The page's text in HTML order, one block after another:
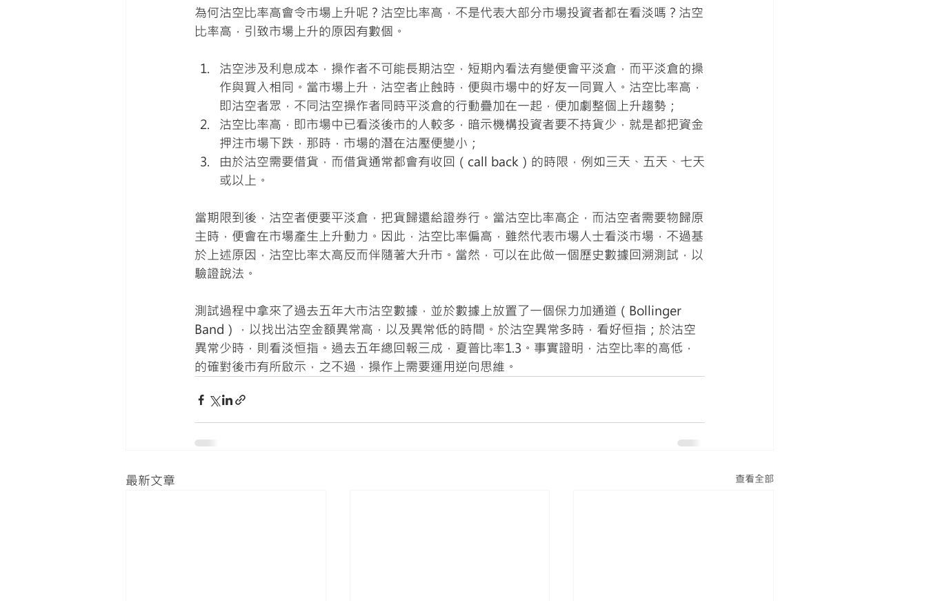
為何沽空比率高會令市場上升呢？沽空比率高，不是代表大部分市場投資者都在看淡嗎？沽空
比率高，引致市場上升的原因有數個。
沽空涉及利息成本，操作者不可能長期沽空，短期內看法有變便會平淡倉，而平淡倉的操
作與買入相同。當市場上升，沽空者止蝕時，便與市場中的好友一同買入。沽空比率高，
即沽空者眾，不同沽空操作者同時平淡倉的行動疊加在一起，便加劇整個上升趨勢；
沽空比率高，即市場中已看淡後市的人較多，暗示機構投資者要不持貨少，就是都把資金
押注市場下跌，那時，市場的潛在沽壓便變小；
由於沽空需要借貨，而借貨通常都會有收回（call back）的時限，例如三天、五天、七天
或以上。
當期限到後，沽空者便要平淡倉，把貨歸還給證券行。當沽空比率高企，而沽空者需要物歸原
主時，便會在市場產生上升動力。因此，沽空比率偏高，雖然代表市場人士看淡市場，不過基
於上述原因，沽空比率太高反而伴隨著大升市。當然，可以在此做一個歷史數據回溯測試，以
驗證說法。
測試過程中拿來了過去五年大市沽空數據，並於數據上放置了一個保力加通道（Bollinger
Band），以找出沽空金額異常高，以及異常低的時間。於沽空異常多時，看好恒指；於沽空
異常少時，則看淡恒指。過去五年總回報三成，夏普比率1.3。事實證明，沽空比率的高低，
的確對後市有所啟示，之不過，操作上需要運用逆向思維。
最新文章 查看全部